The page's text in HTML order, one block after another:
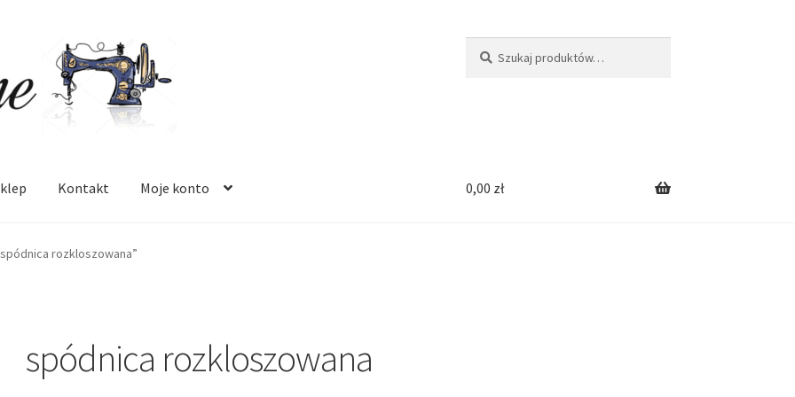
Kontakt Moje konto
mnie Oferta Polityka prywatności
0,00 zł
rozkloszowana”
spódnica rozkloszowana